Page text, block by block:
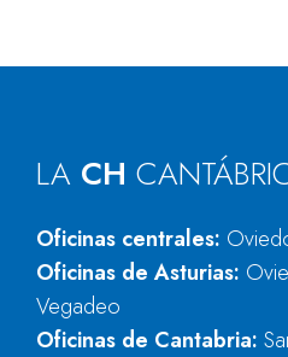
LA CH
Oficinas centrales:
Oficinas de Asturias:
Vegadeo
Oficinas de Cantabria: